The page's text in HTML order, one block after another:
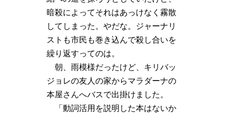
暗殺によってそれはあっけなく霧散
してしまった。やだな。ジャーナリ
ストも市民も巻き込んで殺し合いを
繰り返すってのは。
朝、雨模様だったけど、キリバッ
ジョレの友人の家からマラダーナの
本屋さんへバスで出掛けました。
「動詞活用を説明した本はないか